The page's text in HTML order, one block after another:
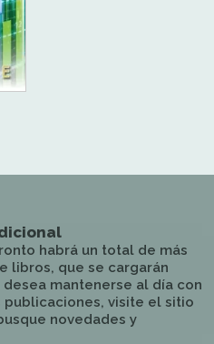
habrá un total de más
libros, que se cargarán
mantenerse al día con
publicaciones, visite el sitio
novedades y